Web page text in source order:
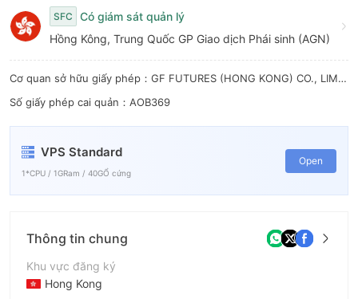
SFC
Có giám sát quản lý
Hồng Kông, Trung Quốc GP Giao dịch Phái sinh (AGN)
Cơ quan sở hữu giấy phép：GF FUTURES (HONG KONG) CO., LIMITED
Số giấy phép cai quản：AOB369
VPS Standard
1*CPU / 1GRam / 40GỔ cứng
Open
Thông tin chung
Khu vực đăng ký
Hong Kong